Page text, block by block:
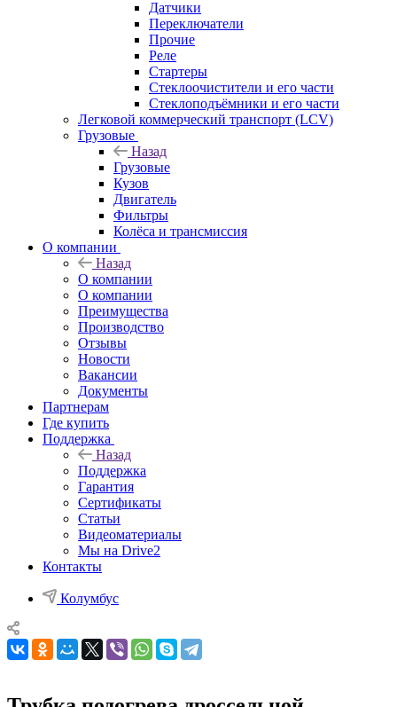
Датчики
Переключатели
Прочие
Реле
Стартеры
Стеклоочистители и его части
Стеклоподъёмники и его части
Легковой коммерческий транспорт (LCV)
Грузовые
Назад
Грузовые
Кузов
Двигатель
Фильтры
Колёса и трансмиссия
О компании
Назад
О компании
О компании
Преимущества
Производство
Отзывы
Новости
Вакансии
Документы
Партнерам
Где купить
Поддержка
Назад
Поддержка
Гарантия
Сертификаты
Статьи
Видеоматериалы
Мы на Drive2
Контакты
Колумбус